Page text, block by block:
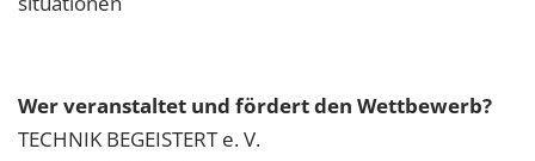
Wer veranstaltet und fördert den Wettbewerb?
TECHNIK BEGEISTERT e. V.